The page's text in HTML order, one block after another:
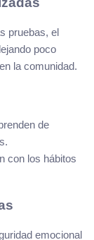
pruebas, el
poco
la comunidad.
de
con los hábitos
emocional